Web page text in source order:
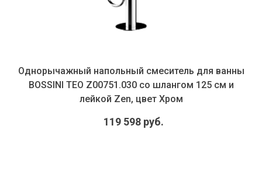
Однорычажный напольный смеситель для ванны
BOSSINI TEO Z00751.030 со шлангом 125 см и
лейкой Zen, цвет Хром
119 598 руб.